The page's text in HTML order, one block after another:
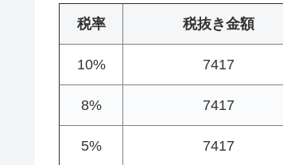
税率 税抜き金額
10% 7417
8% 7417
5% 7417